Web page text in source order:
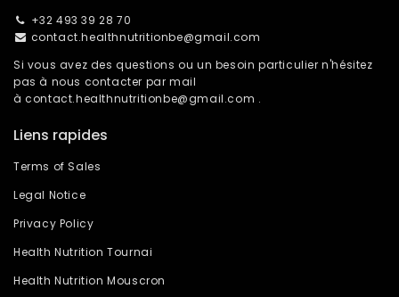
+32 493 39 28 70
contact.healthnutritionbe@gmail.com
Si vous avez des questions ou un besoin particulier n'hésitez
pas à nous contacter par mail
àcontact.healthnutritionbe@gmail.com .
Liens rapides
Terms of Sales
Legal Notice
Privacy Policy
Health Nutrition Tournai
Health Nutrition Mouscron